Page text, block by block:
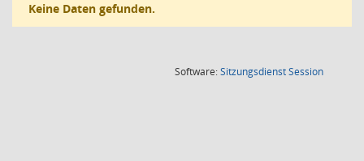
Keine Daten gefunden.
Software:SitzungsdienstSession(Wird in